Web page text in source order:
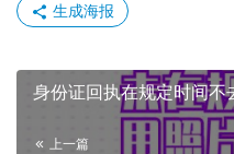
生成海报
身份证回执在规定时间不
上一篇